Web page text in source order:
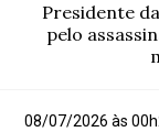
Presidente
pelo
08/07/2026 às